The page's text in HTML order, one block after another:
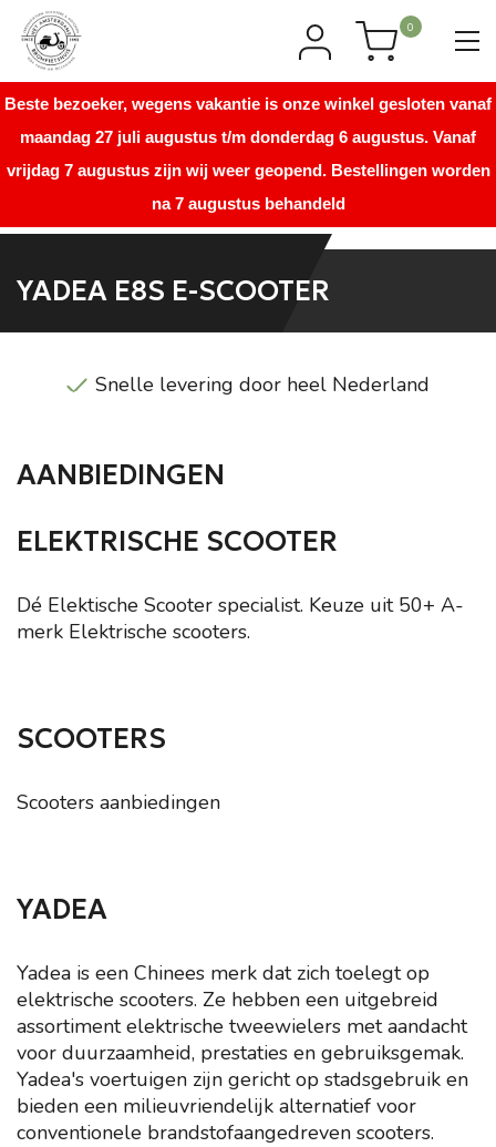
Beste bezoeker, wegens vakantie is onze winkel gesloten vanaf
maandag 27 juli augustus t/m donderdag 6 augustus. Vanaf
vrijdag 7 augustus zijn wij weer geopend. Bestellingen worden
na 7 augustus behandeld
0
YADEA E8S E-SCOOTER
Snelle levering door heel Nederland
AANBIEDINGEN
ELEKTRISCHE SCOOTER
Dé Elektische Scooter specialist. Keuze uit 50+ A-
merk Elektrische scooters.
SCOOTERS
Scooters aanbiedingen
YADEA
Yadea is een Chinees merk dat zich toelegt op
elektrische scooters. Ze hebben een uitgebreid
assortiment elektrische tweewielers met aandacht
voor duurzaamheid, prestaties en gebruiksgemak.
Yadea's voertuigen zijn gericht op stadsgebruik en
bieden een milieuvriendelijk alternatief voor
conventionele brandstofaangedreven scooters.